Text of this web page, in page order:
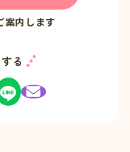
案内します
る